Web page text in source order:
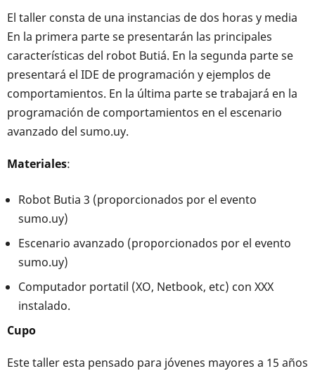
El taller consta de una instancias de dos horas y media
En la primera parte se presentarán las principales
características del robot Butiá. En la segunda parte se
presentará el IDE de programación y ejemplos de
comportamientos. En la última parte se trabajará en la
programación de comportamientos en el escenario
avanzado del sumo.uy.
Materiales:
Robot Butia 3 (proporcionados por el evento
sumo.uy)
Escenario avanzado (proporcionados por el evento
sumo.uy)
Computador portatil (XO, Netbook, etc) con XXX
instalado.
Cupo
Este taller esta pensado para jóvenes mayores a 15 años